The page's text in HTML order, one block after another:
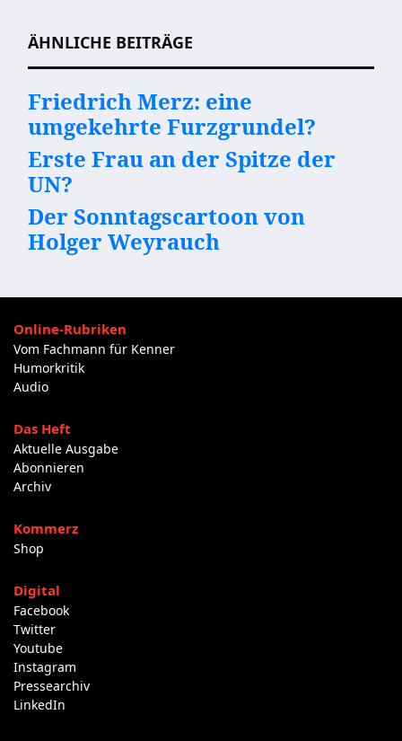
ÄHNLICHE BEITRÄGE
Friedrich Merz: eine
umgekehrte Furzgrundel?
Erste Frau an der Spitze der
UN?
Der Sonntagscartoon von
Holger Weyrauch
Online-Rubriken
Vom Fachmann für Kenner
Humorkritik
Audio
Das Heft
Aktuelle Ausgabe
Abonnieren
Archiv
Kommerz
Shop
Digital
Facebook
Twitter
Youtube
Instagram
Pressearchiv
LinkedIn